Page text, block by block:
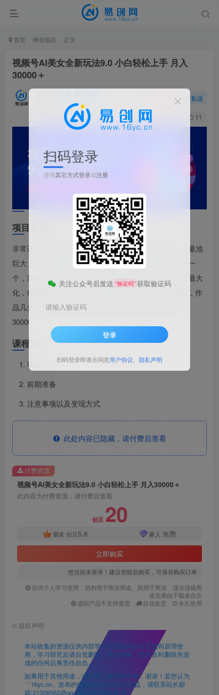
首页 网创项目 正文
视频号AI美女全新玩法9.0 小白轻松上手 月入
30000＋
私信
11
项目介绍
非常适合新手小白上手操作的蓝海项目，最新玩法，流量池
巨大，当天起号，复制粘贴即可，暴力起号，发一个爆一
个，简单无脑，可多账户矩阵操作，拉爆流量实现收益最大
化，保姆级教学看完即可上手，AI辅助，专业软件去重，作
品几分钟制作完成且高质量，拉爆流量收益，轻松月入
30000+
课程目录
项目介绍
前期准备
注意事项以及变现方式
此处内容已隐藏，请付费后查看
视频号AI美女全新玩法9.0 小白轻松上手 月入30000＋
此内容为付费资源，请付费后查看
创豆 20
朋友 创豆 5.8 家人 免费
立即购买
您当前未登录！建议登陆后购买，可保存购买订单
仅供个人学习使用，切勿用于商业用途。因用于商业、违法违规用
途后果由下载者自负
虚拟产品不支持退货
自动发货 永久使用
付费资源
© 版权声明
本站收集的资源仅供内部学习研究软件设计思想和原理使
用，学习研究后请自觉删除，请勿传播，因未及时删除所造
成的任何后果责任自负。
如果用于其他用途，请购买正版支持作者，谢谢！若您认为
「16yc.cn」发布的内容若侵犯到您的权益，请联系站长邮
箱:21306562@qq.com 进行删除处理。
扫码登录
使用其它方式登录或注册
关注公众号后发送 “验证码” 获取验证码
请输入验证码
登录
扫码登录即表示同意用户协议、 隐私声明